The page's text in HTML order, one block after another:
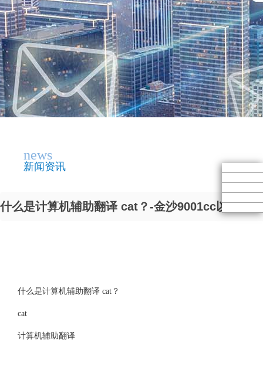
news
新闻资讯
什么是计算机辅助翻译 cat？-金沙9001cc以诚为本
什么是计算机辅助翻译 cat？
cat
计算机辅助翻译